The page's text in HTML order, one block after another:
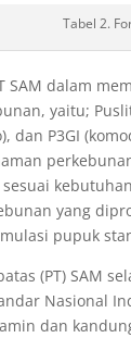
Tabel 2.
SAM dalam
yaitu;
dan P3GI
yang
pupuk
(PT) SAM
Nasional
dan